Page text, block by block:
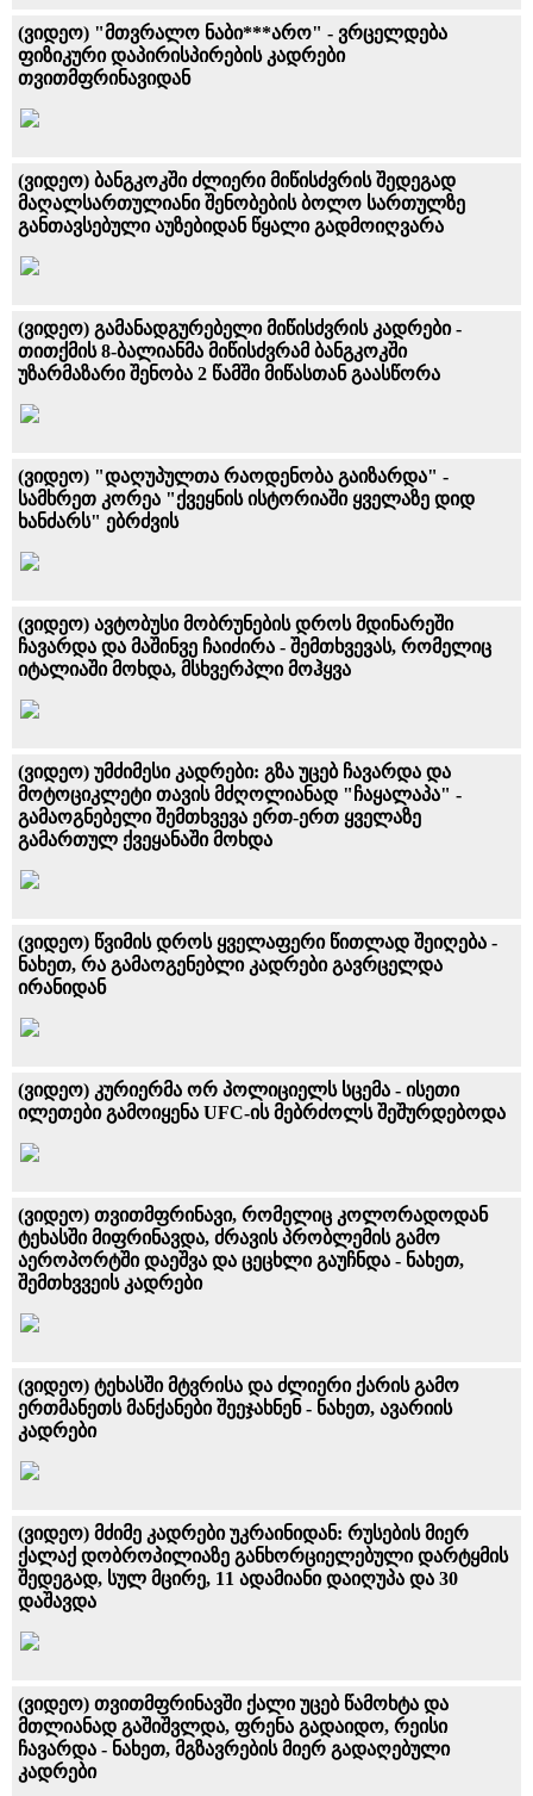
(ვიდეო) "მთვრალო ნაბი***არო" - ვრცელდება
ფიზიკური დაპირისპირების კადრები
თვითმფრინავიდან
(ვიდეო) ბანგკოკში ძლიერი მიწისძვრის შედეგად
მაღალსართულიანი შენობების ბოლო სართულზე
განთავსებული აუზებიდან წყალი გადმოიღვარა
(ვიდეო) გამანადგურებელი მიწისძვრის კადრები -
თითქმის 8-ბალიანმა მიწისძვრამ ბანგკოკში
უზარმაზარი შენობა 2 წამში მიწასთან გაასწორა
(ვიდეო) "დაღუპულთა რაოდენობა გაიზარდა" -
სამხრეთ კორეა "ქვეყნის ისტორიაში ყველაზე დიდ
ხანძარს" ებრძვის
(ვიდეო) ავტობუსი მობრუნების დროს მდინარეში
ჩავარდა და მაშინვე ჩაიძირა - შემთხვევას, რომელიც
იტალიაში მოხდა, მსხვერპლი მოჰყვა
(ვიდეო) უმძიმესი კადრები: გზა უცებ ჩავარდა და
მოტოციკლეტი თავის მძღოლიანად "ჩაყალაპა" -
გამაოგნებელი შემთხვევა ერთ-ერთ ყველაზე
გამართულ ქვეყანაში მოხდა
(ვიდეო) წვიმის დროს ყველაფერი წითლად შეიღება -
ნახეთ, რა გამაოგენებლი კადრები გავრცელდა
ირანიდან
(ვიდეო) კურიერმა ორ პოლიციელს სცემა - ისეთი
ილეთები გამოიყენა UFC-ის მებრძოლს შეშურდებოდა
(ვიდეო) თვითმფრინავი, რომელიც კოლორადოდან
ტეხასში მიფრინავდა, ძრავის პრობლემის გამო
აეროპორტში დაეშვა და ცეცხლი გაუჩნდა - ნახეთ,
შემთხვვეის კადრები
(ვიდეო) ტეხასში მტვრისა და ძლიერი ქარის გამო
ერთმანეთს მანქანები შეეჯახნენ - ნახეთ, ავარიის
კადრები
(ვიდეო) მძიმე კადრები უკრაინიდან: რუსების მიერ
ქალაქ დობროპილიაზე განხორციელებული დარტყმის
შედეგად, სულ მცირე, 11 ადამიანი დაიღუპა და 30
დაშავდა
(ვიდეო) თვითმფრინავში ქალი უცებ წამოხტა და
მთლიანად გაშიშვლდა, ფრენა გადაიდო, რეისი
ჩავარდა - ნახეთ, მგზავრების მიერ გადაღებული
კადრები